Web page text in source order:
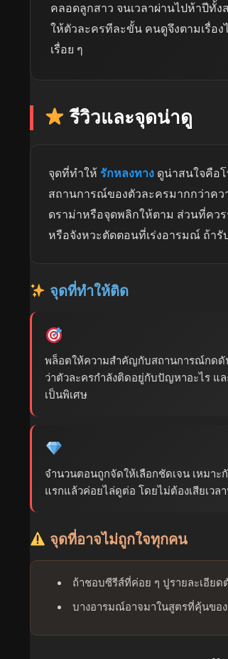
คลอดลูกสาว จนเวลาผ่านไปห้าปีทั้
ให้ตัวละครทีละขั้น คนดูจึงตามเรื่อ
เรื่อย ๆ
รีวิวและจุดน่าดู
จุดที่ทำให้ รักหลงทาง ดูน่าสนใจคือ
สถานการณ์ของตัวละครมากกว่าคว
ดราม่าหรือจุดพลิกให้ตาม ส่วนที่คว
หรือจังหวะตัดตอนที่เร่งอารมณ์ ถ้ารั
จุดที่ทำให้ติด
พล็อตให้ความสำคัญกับสถานการณ์กดดั
ว่าตัวละครกำลังติดอยู่กับปัญหาอะไร แ
เป็นพิเศษ
จำนวนตอนถูกจัดให้เลือกชัดเจน เหมาะ
แรกแล้วค่อยไล่ดูต่อ โดยไม่ต้องเสียเวล
จุดที่อาจไม่ถูกใจทุกคน
ถ้าชอบซีรีส์ที่ค่อย ๆ ปูรายละเอีย
บางอารมณ์อาจมาในสูตรที่คุ้นขอ